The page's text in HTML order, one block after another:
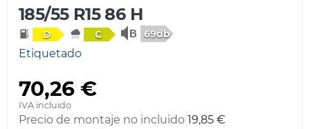
185/55 R15 86 H
D C 69db
Etiquetado
70,26 €
IVA incluido
Precio de montaje no incluido 19,85 €